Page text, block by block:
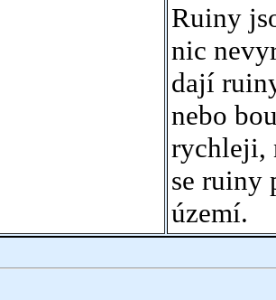
Ruiny
nic
dají
nebo
rychleji,
se ruiny
území.